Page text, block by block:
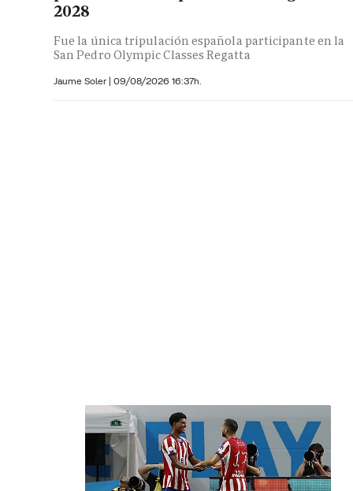
2028
Fue la única tripulación española participante en la
San Pedro Olympic Classes Regatta
Jaume Soler | 09/08/2026 16:37h.